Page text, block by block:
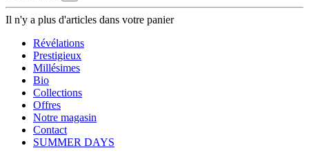
Il n'y a plus d'articles dans votre panier
Révélations
Prestigieux
Millésimes
Bio
Collections
Offres
Notre magasin
Contact
SUMMER DAYS